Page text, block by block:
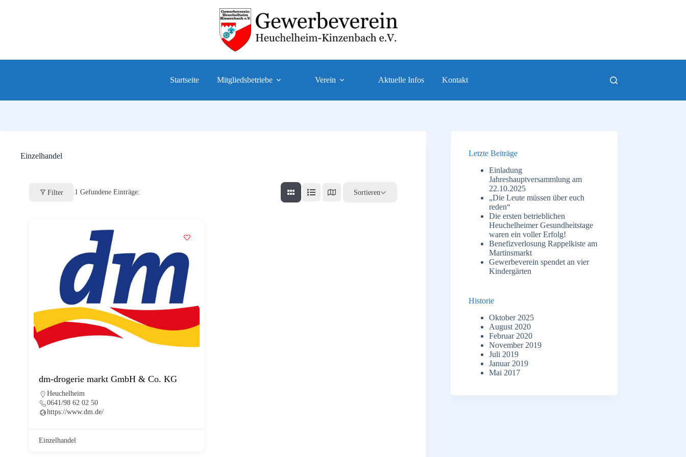
Startseite Mitgliedsbetriebe Verein Aktuelle Infos Kontakt
Einzelhandel
Filter 1 Gefundene Einträge: Sortieren
dm-drogerie markt GmbH & Co. KG
Heuchelheim
0641/98 62 02 50
https://www.dm.de/
Einzelhandel
Letzte Beiträge
Einladung
Jahreshauptversammlung am
22.10.2025
„Die Leute müssen über euch
reden“
Die ersten betrieblichen
Heuchelheimer Gesundheitstage
waren ein voller Erfolg!
Benefizverlosung Rappelkiste am
Martinsmarkt
Gewerbeverein spendet an vier
Kindergärten
Historie
Oktober 2025
August 2020
Februar 2020
November 2019
Juli 2019
Januar 2019
Mai 2017